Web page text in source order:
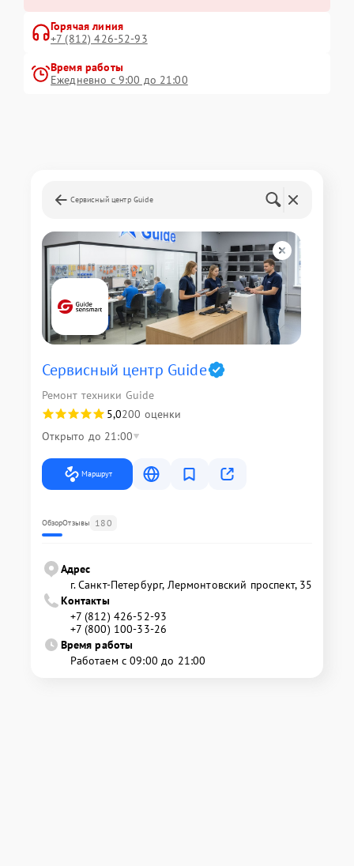
Горячая линия
+7 (812) 426-52-93
Время работы
Ежедневно с 9:00 до 21:00
Сервисный центр Guide
Сервисный центр Guide
Ремонт техники Guide
5,0200 оценки
Открыто до 21:00
Маршрут
ОбзорОтзывы 180
Адрес
г. Санкт-Петербург, Лермонтовский проспект, 35
Контакты
+7 (812) 426-52-93
+7 (800) 100-33-26
Время работы
Работаем с 09:00 до 21:00